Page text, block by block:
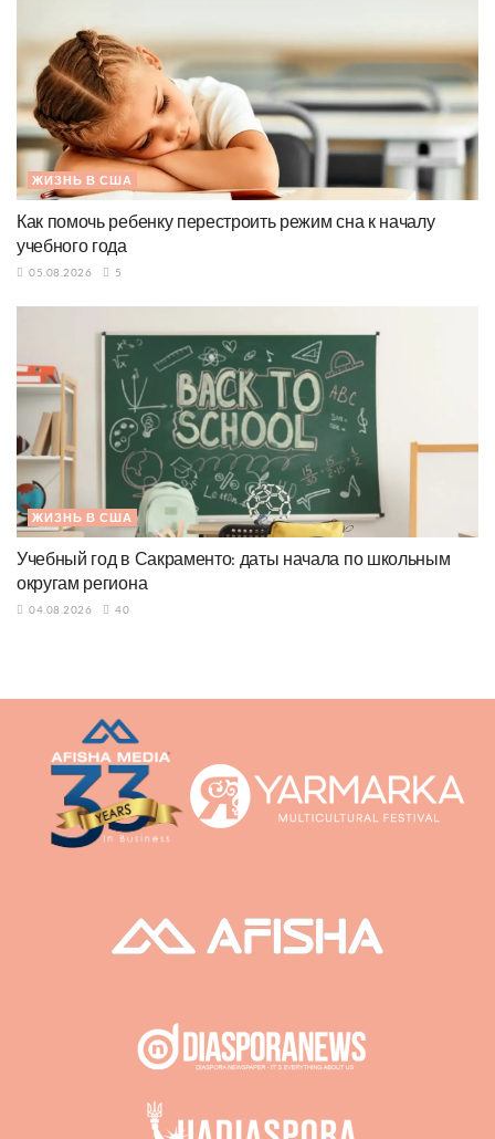
ЖИЗНЬ В США
Как помочь ребенку перестроить режим сна к началу
учебного года
05.08.2026 5
ЖИЗНЬ В США
Учебный год в Сакраменто: даты начала по школьным
округам региона
04.08.2026 40